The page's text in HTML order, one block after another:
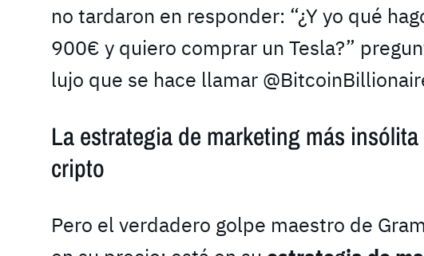
no tardaron en responder: “¿Y yo qué
900€ y quiero comprar un Tesla?”
lujo que se hace llamar
La estrategia de marketing más
cripto
Pero el verdadero golpe maestro de